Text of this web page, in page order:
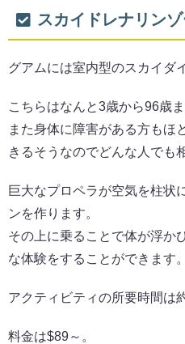
スカイドレナリン
グアムには室内型のスカイダ
こちらはなんと3歳から96歳
また身体に障害がある方もほ
きるそうなのでどんな人でも
巨大なプロペラが空気を柱状
ンを作ります。
その上に乗ることで体が浮か
な体験をすることができます。
アクティビティの所要時間は
料金は$89～。